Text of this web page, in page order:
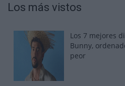
Los más vistos
Los 7 mejores
Bunny,
peor